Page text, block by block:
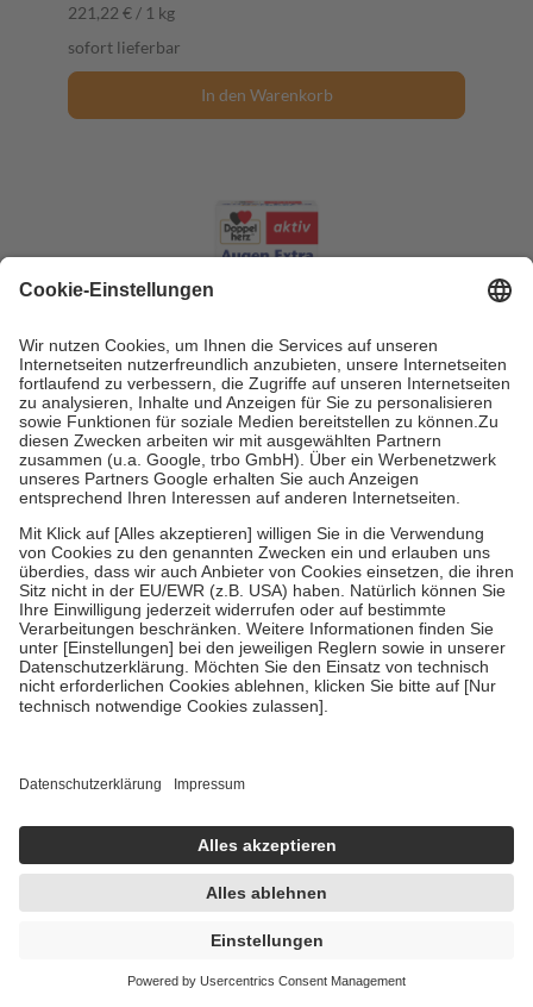
221,22 € / 1 kg
sofort lieferbar
In den Warenkorb
Doppelherz aktiv Augen Extra Tag und Nacht
90 St Kapseln
90 St = 60,3 g
Kapseln
UVP:
14,95 €
12,85 €
213,10 € / 1 kg
sofort lieferbar
In den Warenkorb
PHARMAVITAL A-Z Vitamine+Lutein+Q10 60
St Tabletten